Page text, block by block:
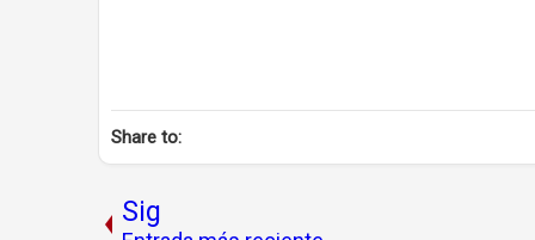
Share to:
Sig